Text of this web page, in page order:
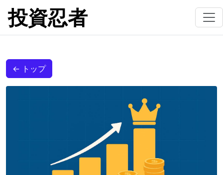
投資忍者
← トップ